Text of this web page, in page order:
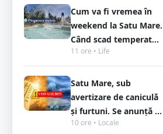
Cum va fi vremea în
weekend la Satu Mare.
Când scad temperat...
11 ore • Life
Satu Mare, sub
avertizare de caniculă
și furtuni. Se anunță ...
10 ore • Locale